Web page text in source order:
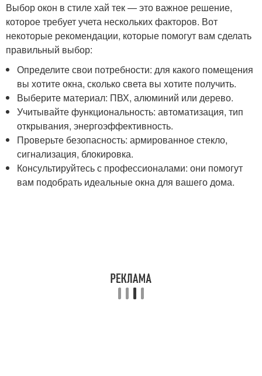
Выбор окон в стиле хай тек — это важное решение,
которое требует учета нескольких факторов. Вот
некоторые рекомендации, которые помогут вам сделать
правильный выбор:
Определите свои потребности: для какого помещения
вы хотите окна, сколько света вы хотите получить.
Выберите материал: ПВХ, алюминий или дерево.
Учитывайте функциональность: автоматизация, тип
открывания, энергоэффективность.
Проверьте безопасность: армированное стекло,
сигнализация, блокировка.
Консультируйтесь с профессионалами: они помогут
вам подобрать идеальные окна для вашего дома.